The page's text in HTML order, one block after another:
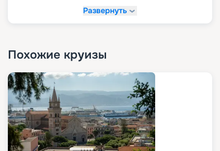
Развернуть
Похожие круизы